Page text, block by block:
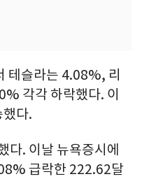
테슬라는 4.08%, 리
각각 하락했다. 이
다.
다. 이날 뉴욕증시에
급락한 222.62달